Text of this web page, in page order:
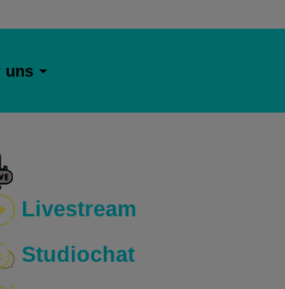
uns
Livestream
Studiochat